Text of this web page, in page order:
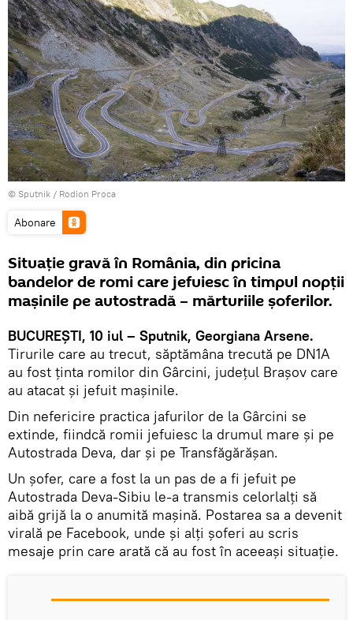
© Sputnik / Rodion Proca
Abonare
Situație gravă în România, din pricina
bandelor de romi care jefuiesc în timpul nopții
mașinile pe autostradă – mărturiile șoferilor.
BUCUREȘTI, 10 iul – Sputnik, Georgiana Arsene.
Tirurile care au trecut, săptămâna trecută pe DN1A
au fost ținta romilor din Gârcini, județul Brașov care
au atacat și jefuit mașinile.
Din nefericire practica jafurilor de la Gârcini se
extinde, fiindcă romii jefuiesc la drumul mare și pe
Autostrada Deva, dar și pe Transfăgărășan.
Un șofer, care a fost la un pas de a fi jefuit pe
Autostrada Deva-Sibiu le-a transmis celorlalți să
aibă grijă la o anumită mașină. Postarea sa a devenit
virală pe Facebook, unde și alți șoferi au scris
mesaje prin care arată că au fost în aceeași situație.